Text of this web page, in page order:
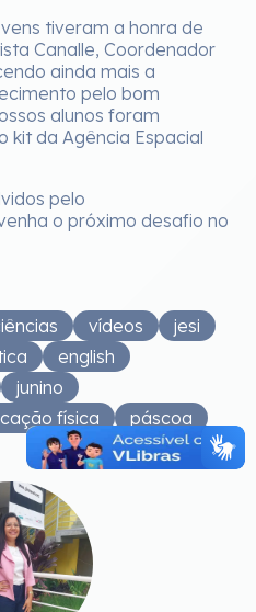
tiveram a honra de
Canalle, Coordenador
ainda mais a
pelo bom
alunos foram
kit da Agência Espacial
pelo
o próximo desafio no
vídeos
jesi
english
junino
física
páscoa